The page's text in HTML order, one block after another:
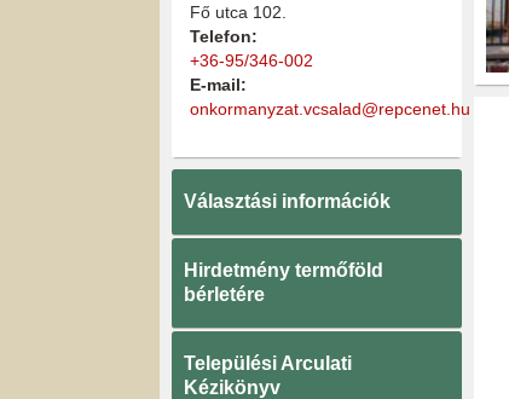
Fő utca 102.
Telefon:
+36-95/346-002
E-mail:
onkormanyzat.vcsalad@repcenet.hu
Választási információk
Hirdetmény termőföld
bérletére
Települési Arculati
Kézikönyv